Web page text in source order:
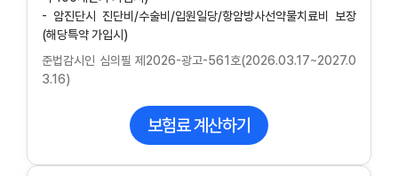
- 암진단시 진단비/수술비/입원일당/항암방사선약물치료비 보장
(해당특약 가입시)
준법감시인 심의필 제2026-광고-561호(2026.03.17~2027.0
3.16)
보험료 계산하기